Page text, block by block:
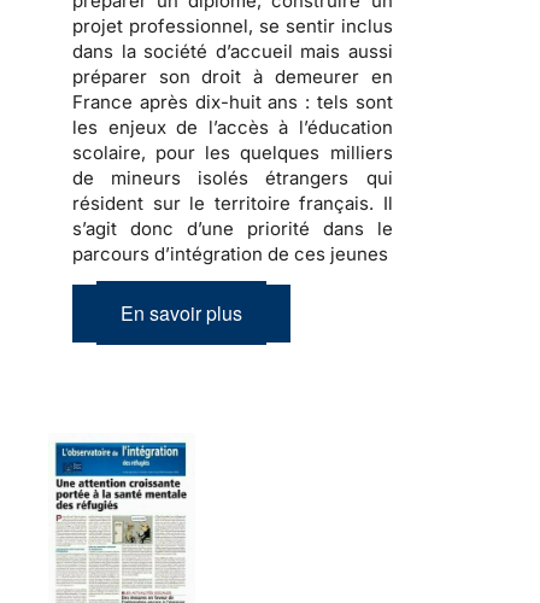
projet professionnel, se sentir inclus
dans la société d’accueil mais aussi
préparer son droit à demeurer en
France après dix-huit ans : tels sont
les enjeux de l’accès à l’éducation
scolaire, pour les quelques milliers
de mineurs isolés étrangers qui
résident sur le territoire français. Il
s’agit donc d’une priorité dans le
parcours d’intégration de ces jeunes
En savoir plus